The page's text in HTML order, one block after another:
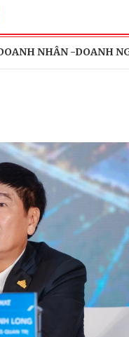
NHÂN -DOANH